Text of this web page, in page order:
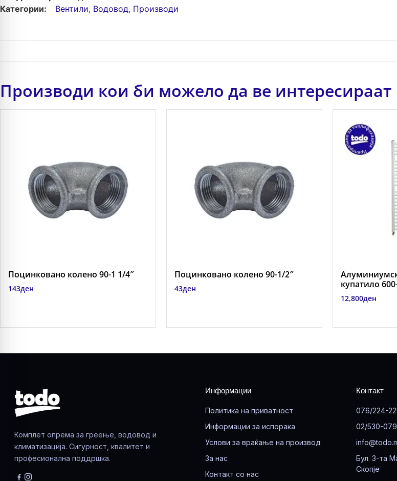
Категории:
Вентили, Водовод, Производи
Производи кои би можело да ве интересираат
Поцинковано колено 90-1 1/4″
143ден
Поцинковано колено 90-1/2″
43ден
купатило
12,800ден
Комплет опрема за греење, водовод и
климатизација. Сигурност, квалитет и
професионална поддршка.
Информации
Политика на приватност
Информации за испорака
Услови за враќање на производ
За нас
Контакт со нас
Контакт
076/224-
02/530-
Бул. 3-та
Скопје